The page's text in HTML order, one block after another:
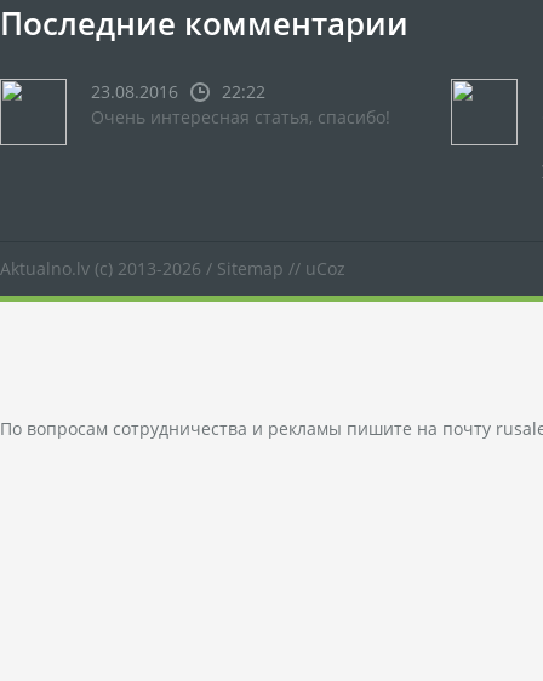
Последние комментарии
23.08.2016
22:22
Очень интересная статья, спасибо!
Aktualno.lv (c) 2013-2026 / Sitemap // uCoz
По вопросам сотрудничества и рекламы пишите на почту